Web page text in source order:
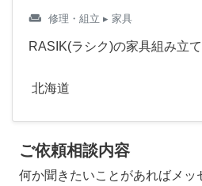
weekend 修理・組立 ▸ 家具
RASIK(ラシク)の家具組み立て
北海道
ご依頼相談内容
何か聞きたいことがあればメッ